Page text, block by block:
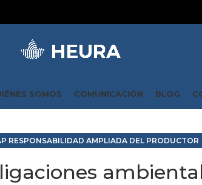
SOMOS COMUNICACIÓN BLOG
RESPONSABILIDAD AMPLIADA DEL PRODUCTOR